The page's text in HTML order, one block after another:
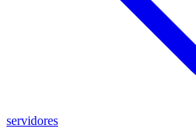
servidores